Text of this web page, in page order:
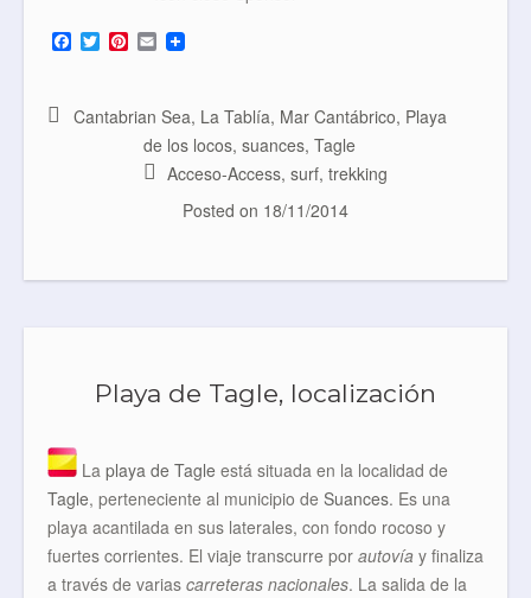
F
a
b
T
w
t
P
e
E
m
Cantabrian Sea, La Tablía, Mar Cantábrico, Playa
de los locos, suances, Tagle
Acceso-Access, surf, trekking
Posted on 18/11/2014
Playa de Tagle, localización
La playa de Tagle está situada en la localidad de
Tagle, perteneciente al municipio de Suances. Es una
playa acantilada en sus laterales, con fondo rocoso y
fuertes corrientes. El viaje transcurre por autovía y finaliza
a través de varias carreteras nacionales. La salida de la